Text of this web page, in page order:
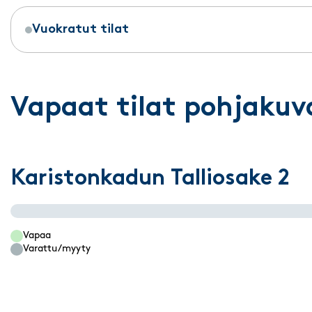
Vuokratut tilat
Vapaat tilat
Karistonkadun Talliosake 2
Vapaa
Varattu/myyty